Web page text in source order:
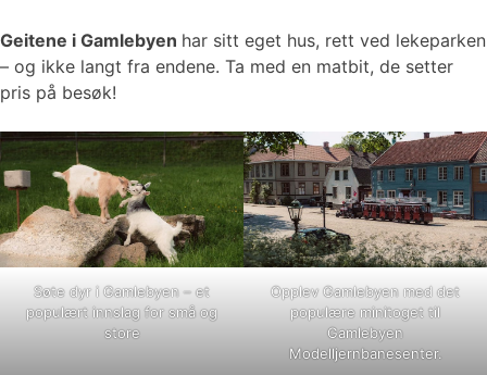
Geitene i Gamlebyen har sitt eget hus, rett ved lekeparken
– og ikke langt fra endene. Ta med en matbit, de setter
pris på besøk!
Søte dyr i Gamlebyen – et
populært innslag for små og
store
Opplev Gamlebyen med det
populære minitoget til
Gamlebyen
Modelljernbanesenter.